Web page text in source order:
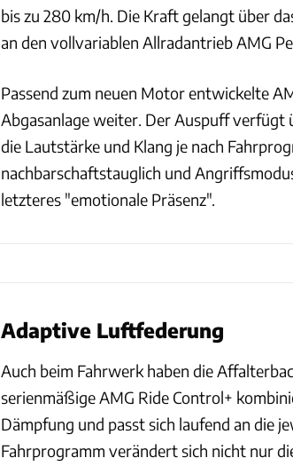
bis zu 280 km/h. Die Kraft gelangt über
an den vollvariablen Allradantrieb AMG
Passend zum neuen Motor entwickelte
Abgasanlage weiter. Der Auspuff verfügt
die Lautstärke und Klang je nach
nachbarschaftstauglich und
letzteres "emotionale Präsenz".
Adaptive Luftfederung
Auch beim Fahrwerk haben die
serienmäßige AMG Ride Control+
Dämpfung und passt sich laufend an die
Fahrprogramm verändert sich nicht nur